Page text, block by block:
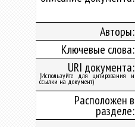
Авторы:
Ключевые слова:
URI документа:
(Используйте для цитирования и
ссылки на документ)
Расположен в
разделе: